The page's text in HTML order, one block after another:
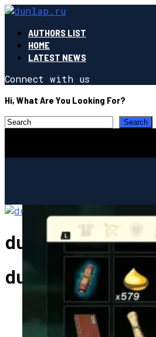
AUTHORS LIST
HOME
LATEST NEWS
Connect with us
Hi, What Are You Looking For?
dunlap.ru
dunlap.ruИГРЫ И РАЗВЛЕЧЕНИЯ